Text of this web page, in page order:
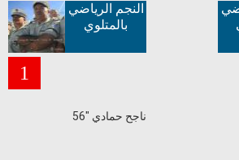
النجم الرياضي
بالمتلوي
1
ناجح حمادي "56